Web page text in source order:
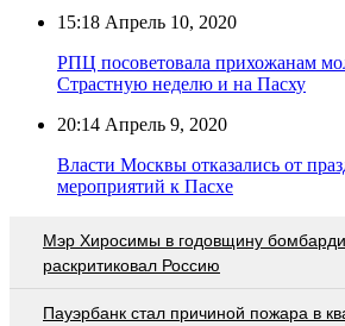
15:18 Апрель 10, 2020
РПЦ посоветовала прихожанам
Страстную неделю и на Пасху
20:14 Апрель 9, 2020
Власти Москвы отказались от
мероприятий к Пасхе
Мэр Хиросимы в годовщину
раскритиковал Россию
Пауэрбанк стал причиной пожара в